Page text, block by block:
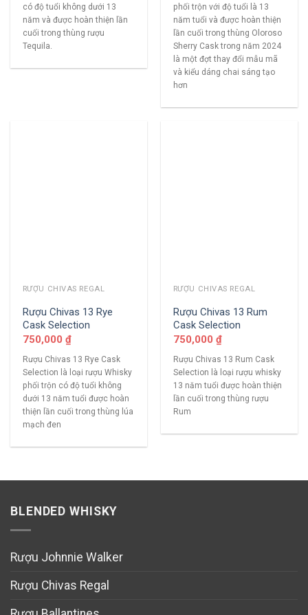
có độ tuổi không dưới 13
năm và được hoàn thiện lần
cuối trong thùng rượu
Tequila.
phối trộn với độ tuổi là 13
năm tuổi và được hoàn thiện
lần cuối trong thùng Oloroso
Sherry Cask trong năm 2024
là một đợt thay đổi mẫu mã
và kiểu dáng chai sáng tạo
hơn
RƯỢU CHIVAS REGAL
Rượu Chivas 13 Rye
Cask Selection
750,000 ₫
Rượu Chivas 13 Rye Cask
Selection là loại rượu Whisky
phối trộn có độ tuổi không
dưới 13 năm tuổi được hoàn
thiện lần cuối trong thùng lúa
mạch đen
RƯỢU CHIVAS REGAL
Rượu Chivas 13 Rum
Cask Selection
750,000 ₫
Rượu Chivas 13 Rum Cask
Selection là loại rượu whisky
13 năm tuổi được hoàn thiện
lần cuối trong thùng rượu
Rum
BLENDED WHISKY
Rượu Johnnie Walker
Rượu Chivas Regal